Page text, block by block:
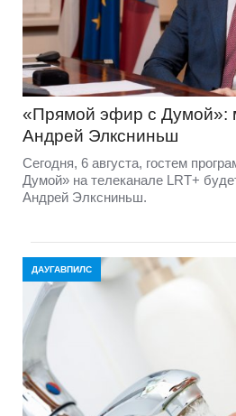
«Прямой эфир с Думой»:
Андрей Элксниньш
Сегодня, 6 августа, гостем
Думой» на телеканале LRT+
Андрей Элксниньш.
ДАУГАВПИЛС